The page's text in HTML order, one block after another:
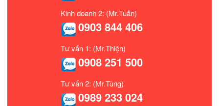
Kinh doanh 2: (Mr.Tuấn)
0903 844 406
Tư vấn 1: (Mr.Thiện)
0908 251 500
Tư vấn 2: (Mr.Tùng)
0989 233 024